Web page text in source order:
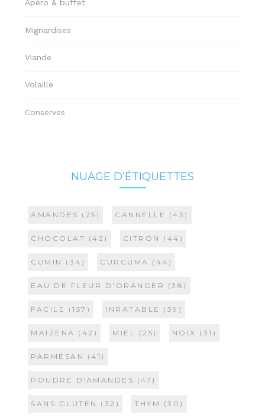
Apéro & buffet
Mignardises
Viande
Volaille
Conserves
NUAGE D’ÉTIQUETTES
AMANDES (25) CANNELLE (43)
CHOCOLAT (42) CITRON (44)
CUMIN (34) CURCUMA (44)
EAU DE FLEUR D'ORANGER (38)
FACILE (157) INRATABLE (39)
MAIZENA (42) MIEL (25) NOIX (31)
PARMESAN (41)
POUDRE D'AMANDES (47)
SANS GLUTEN (32) THYM (30)